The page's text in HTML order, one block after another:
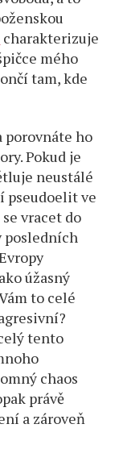
charakterizuje
mého
tam, kde
ho
Pokud je
neustálé
pseudoelit ve
vracet do
posledních
úžasný
to celé
tento
chaos
právě
a zároveň